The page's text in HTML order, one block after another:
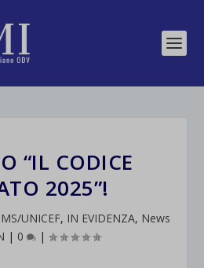
“IL CODICE
2025”!
UNICEF, IN EVIDENZA, News
| 0 |